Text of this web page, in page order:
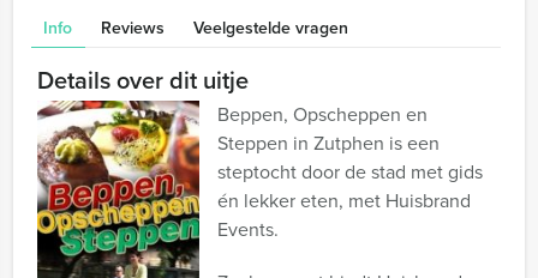
Info Reviews Veelgestelde vragen
Details over dit uitje
Beppen, Opscheppen en
Steppen in Zutphen is een
steptocht door de stad met gids
én lekker eten, met Huisbrand
Events.